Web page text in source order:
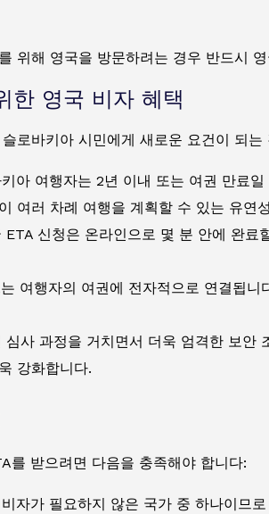
위해 영국을 방문하려는 경우 반드시
한 영국 비자 혜택
로바키아 시민에게 새로운 요건이 되
아 여행자는 2년 이내 또는 여권 만료
여러 차례 여행을 계획할 수 있는 유연
ETA 신청은 온라인으로 몇 분 안에 완
여행자의 여권에 전자적으로 연결됩
심사 과정을 거치면서 더욱 엄격한 보
강화합니다.
를 받으려면 다음을 충족해야 합니다:
자가 필요하지 않은 국가 중 하나이므